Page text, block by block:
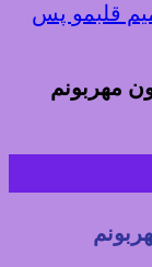
قلبمو پس
مهربونم